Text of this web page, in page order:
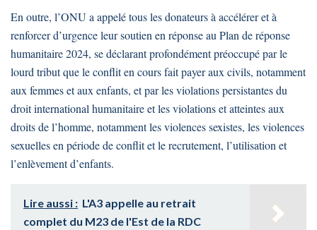
En outre, l’ONU a appelé tous les donateurs à accélérer et à
renforcer d’urgence leur soutien en réponse au Plan de réponse
humanitaire 2024, se déclarant profondément préoccupé par le
lourd tribut que le conflit en cours fait payer aux civils, notamment
aux femmes et aux enfants, et par les violations persistantes du
droit international humanitaire et les violations et atteintes aux
droits de l’homme, notamment les violences sexistes, les violences
sexuelles en période de conflit et le recrutement, l’utilisation et
l’enlèvement d’enfants.
Lire aussi : L'A3 appelle au retrait
complet du M23 de l'Est de la RDC